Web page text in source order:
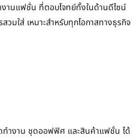
นแฟชั่น ที่ตอบโจทย์ทั้งในด้านดีไซน์
วมใส่ เหมาะสำหรับทุกโอกาสทางธุรกิจ
ทำงาน ชุดออฟฟิศ และสินค้าแฟชั่น ได้